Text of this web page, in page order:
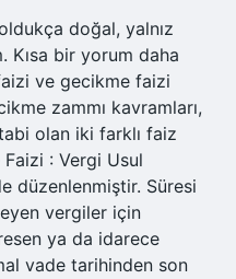
doğal, yalnız
Kısa bir yorum daha
ve gecikme faizi
zammı kavramları,
olan iki farklı faiz
: Vergi Usul
düzenlenmiştir. Süresi
vergiler için
ya da idarece
vade tarihinden son